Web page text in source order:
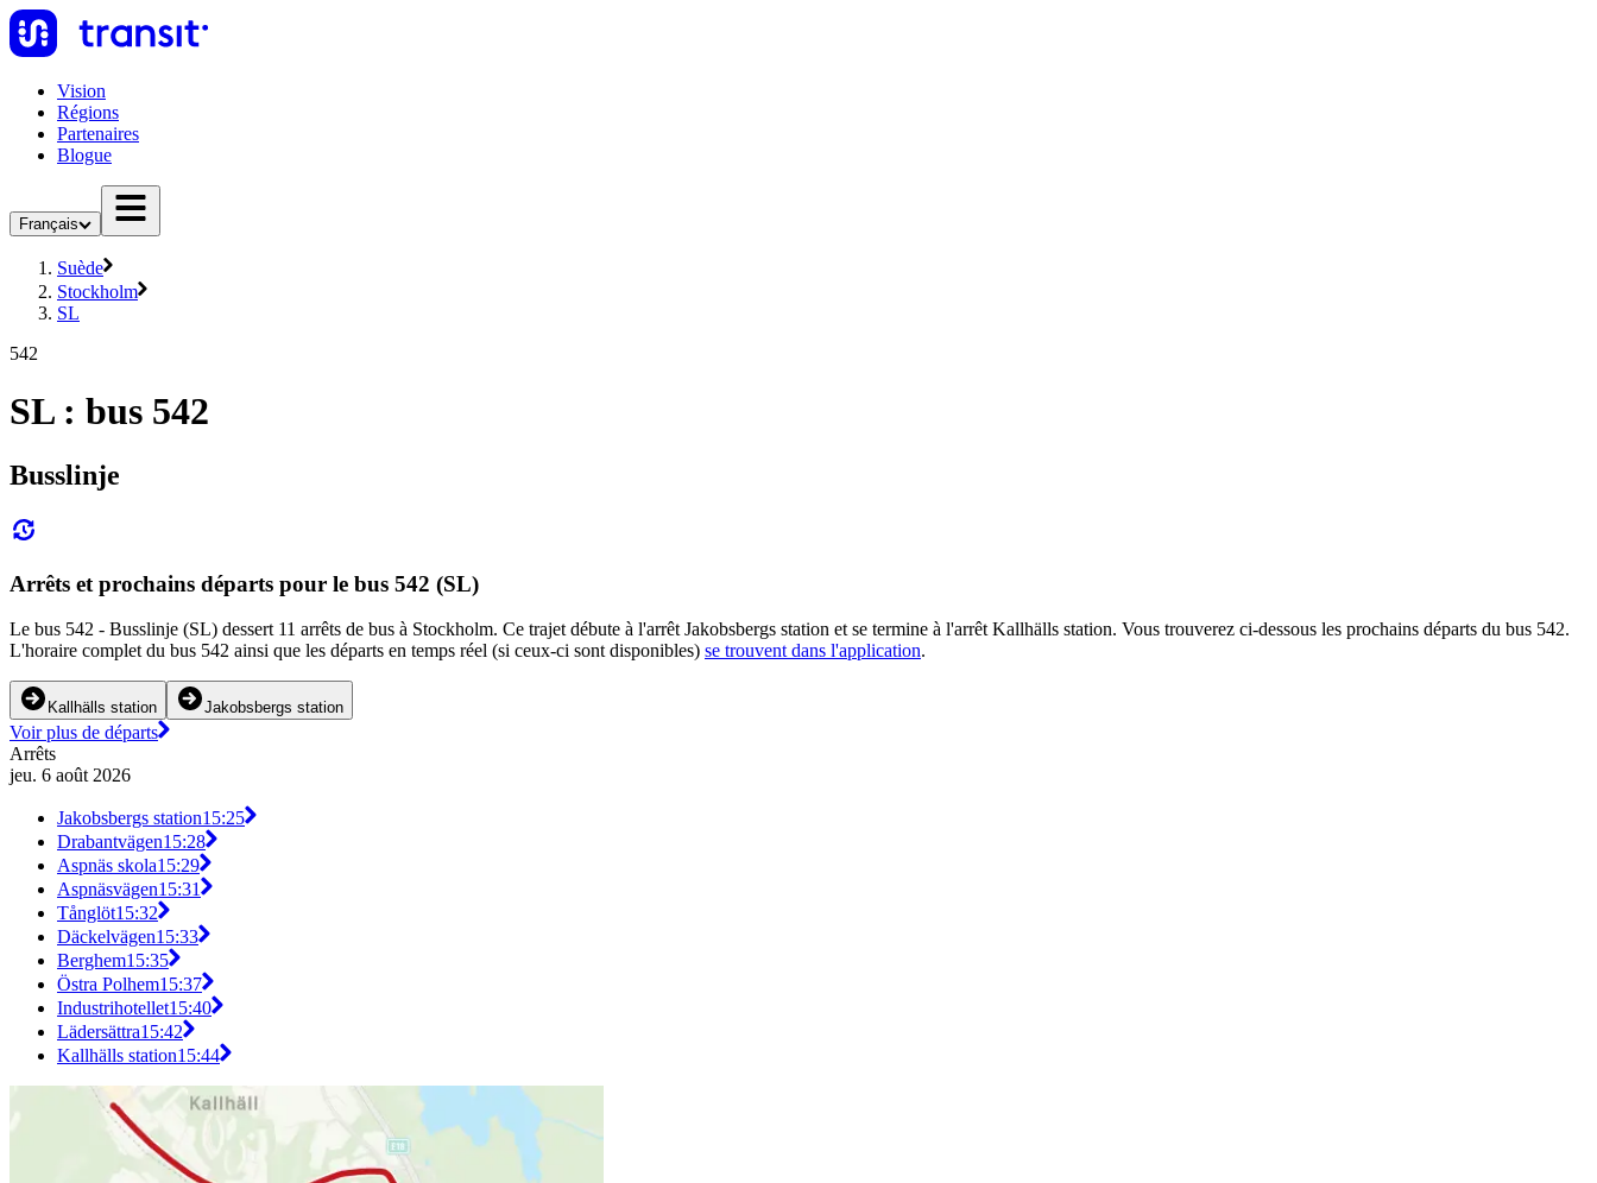
Vision
Régions
Partenaires
Blogue
Français
Suède
Stockholm
SL
542
SL : bus 542
Busslinje
Arrêts et prochains départs pour le bus 542 (SL)
Le bus 542 - Busslinje (SL) dessert 11 arrêts de bus à Stockholm. Ce trajet débute à l'arrêt Jakobsbergs station et se termine à l'arrêt Kallhälls station. Vous trouverez ci-dessous les prochains départs du bus 542.
L'horaire complet du bus 542 ainsi que les départs en temps réel (si ceux-ci sont disponibles) se trouvent dans l'application.
Kallhälls station Jakobsbergs station
Voir plus de départs
Arrêts
jeu. 6 août 2026
Jakobsbergs station15:25
Drabantvägen15:28
Aspnäs skola15:29
Aspnäsvägen15:31
Tånglöt15:32
Däckelvägen15:33
Berghem15:35
Östra Polhem15:37
Industrihotellet15:40
Lädersättra15:42
Kallhälls station15:44